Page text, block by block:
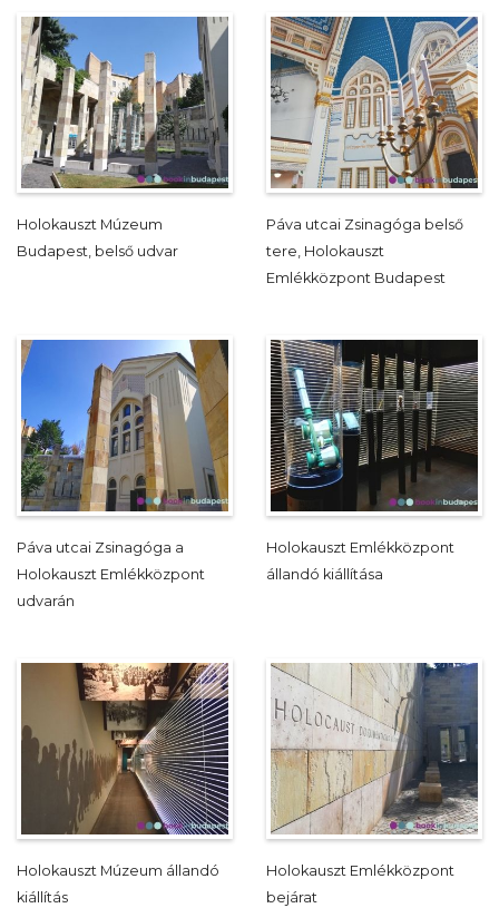
Holokauszt Múzeum
Budapest, belső udvar
Páva utcai Zsinagóga belső
tere, Holokauszt
Emlékközpont Budapest
Páva utcai Zsinagóga a
Holokauszt Emlékközpont
udvarán
Holokauszt Emlékközpont
állandó kiállítása
Holokauszt Múzeum állandó
kiállítás
Holokauszt Emlékközpont
bejárat